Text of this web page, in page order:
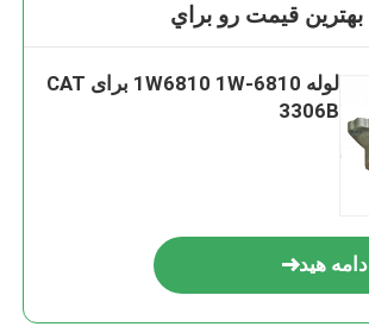
بهترين قيمت رو براي
لوله 1W6810 1W-6810 برای CAT
3306B
ادامه هید